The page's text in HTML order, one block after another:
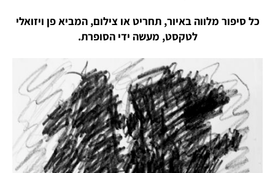
כל סיפור מלווה באיור, תחריט או צילום, המביא פן ויזואלי
לטקסט, מעשה ידי הסופרת.